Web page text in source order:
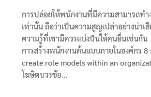
การปล่อยให้พนักงานที่มีความสามารถทำ
เท่านั้น ถือว่าเป็นความสูญเปล่าอย่างน่าเ
ความรู้ที่เขามีควรแบ่งปันให้คนอื่นเช่นกั
การสร้างพนักงานต้นแบบภายในองค์กร 8
create role models within an
โฆษิตบวรชัย...